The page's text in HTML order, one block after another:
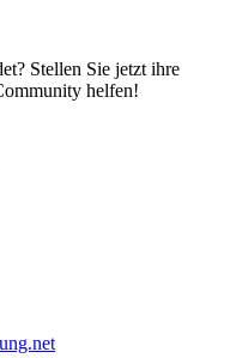
Stellen Sie jetzt ihre
helfen!